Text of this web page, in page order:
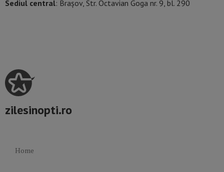
Sediul central: Brașov, Str. Octavian Goga nr. 9, bl. 290
zilesinopti.ro
Home